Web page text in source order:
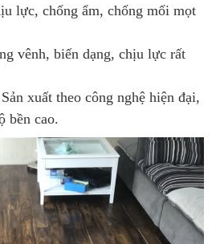
lực, chống ẩm, chống mối mọt
vênh, biến dạng, chịu lực rất
xuất theo công nghệ hiện đại,
bền cao.